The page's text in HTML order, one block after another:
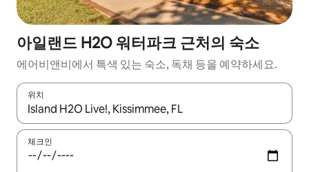
아일랜드 H2O 워터파크 근처의 숙소
에어비앤비에서 특색 있는 숙소, 독채 등을 예약하세요.
위치
결과가 나오면 위·아래 화살표 키를 사용하거나 터치 또는 스와이
체크인